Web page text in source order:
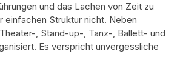
und das Lachen von Zeit zu
einfachen Struktur nicht. Neben
, Stand-up-, Tanz-, Ballett- und
Es verspricht unvergessliche